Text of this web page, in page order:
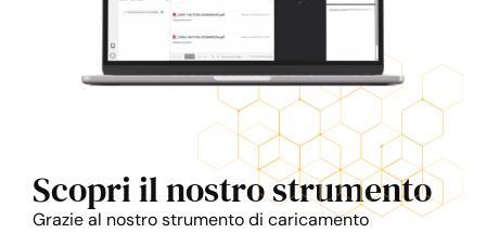
Scopri il nostro strumento
Grazie al nostro strumento di caricamento